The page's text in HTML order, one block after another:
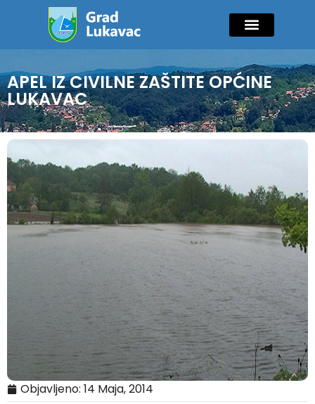
APEL IZ CIVILNE ZAŠTITE OPĆINE
LUKAVAC
Objavljeno: 14 Maja, 2014